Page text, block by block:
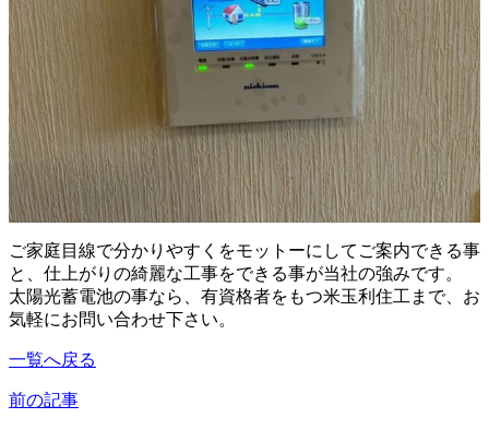
ご家庭目線で分かりやすくをモットーにしてご案内できる事
と、仕上がりの綺麗な工事をできる事が当社の強みです。
太陽光蓄電池の事なら、有資格者をもつ米玉利住工まで、お
気軽にお問い合わせ下さい。
一覧へ戻る
前の記事